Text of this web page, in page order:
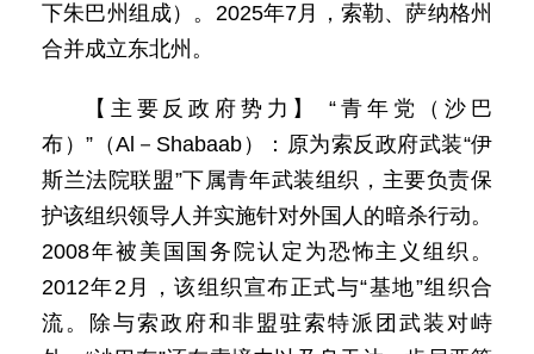
下朱巴州组成）。2025年7月，索勒、萨纳格州
合并成立东北州。
【主要反政府势力】 “青年党（沙巴
布）”（Al－Shabaab）：原为索反政府武装“伊
斯兰法院联盟”下属青年武装组织，主要负责保
护该组织领导人并实施针对外国人的暗杀行动。
2008年被美国国务院认定为恐怖主义组织。
2012年2月，该组织宣布正式与“基地”组织合
流。除与索政府和非盟驻索特派团武装对峙